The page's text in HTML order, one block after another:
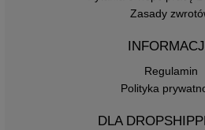
Zasady
Regulamin
Polityka
DLA